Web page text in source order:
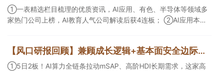
产的合规资质，这家公司获净买入。
①一表精选栏目梳理的优质资讯，AI应用、有色、半导体等领域多
家热门公司上榜，AI教育人气公司解读后获4连板； ②AI应用本周
角前瞻产业供需情况，提及2家核心公司双双涨停。
【风口研报回顾】兼顾成长逻辑+基本面安全边际！王牌自营前瞻覆盖“pcb+MLCC+电子布”，梳理AI产业链优质标的“深坑起跳”
①5日2板！AI算力全链条拉动mSAP、高阶HDI长期需求，这家高